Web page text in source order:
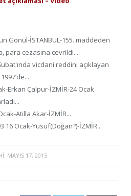
Gönül-İSTANBUL-155. maddeden
para cezasına çevrildi....
vicdani reddini açıklayan
Erkan Çalpur-İZMİR-24 Ocak
Atilla Akar-İZMİR...
16 Ocak-Yusuf(Doğan?)-İZMİR...
MAYIS 17, 2015